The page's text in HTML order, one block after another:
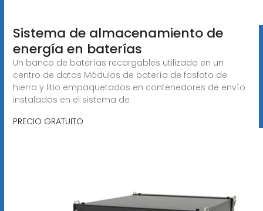
Sistema de almacenamiento de
energía en baterías
Un banco de baterías recargables utilizado en un
centro de datos Módulos de batería de fosfato de
hierro y litio empaquetados en contenedores de envío
instalados en el sistema de
PRECIO GRATUITO